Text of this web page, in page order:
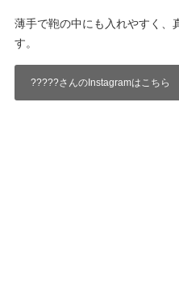
薄手で鞄の中にも入れやすく、
す。
?????さんのInstagramはこちら